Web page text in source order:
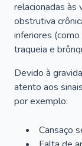
relacionadas às
obstrutiva
inferiores (como
traqueia e
Devido à
atento aos
por exemplo:
Cansaço